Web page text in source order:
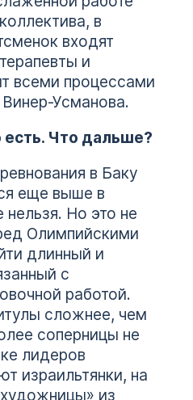
в
входят
и
всеми процессами
Усманова.
есть. Что дальше?
в Баку
еще выше в
Но это не
Олимпийскими
длинный и
с
работой.
сложнее, чем
соперницы не
лидеров
израильтянки, на
из